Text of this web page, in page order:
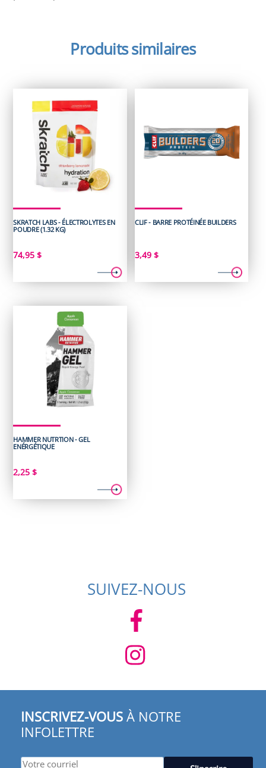
Produits similaires
SKRATCH LABS - ÉLECTROLYTES EN
POUDRE (1.32 KG)
74,95$
CLIF - BARRE PROTÉINÉE BUILDERS
3,49 $
HAMMER NUTRTION - GEL
ENÉRGÉTIQUE
2,25$
SUIVEZ-NOUS
INSCRIVEZ-VOUS À NOTRE
INFOLETTRE